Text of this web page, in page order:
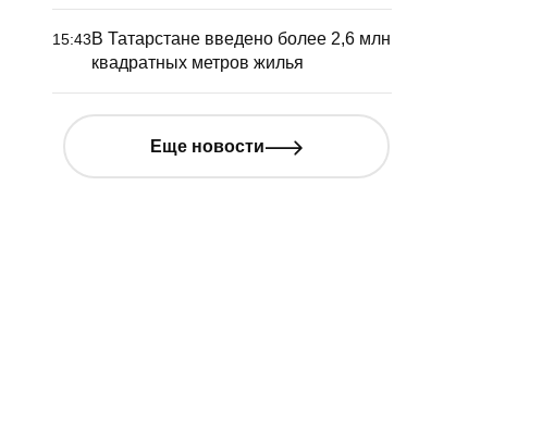
15:43В Татарстане введено более 2,6 млн
квадратных метров жилья
Еще новости